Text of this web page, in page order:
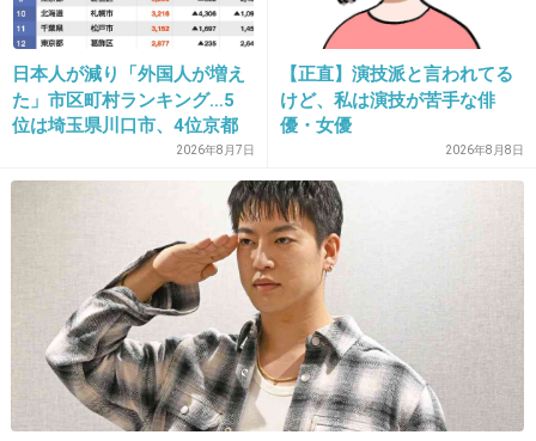
28. 匿名2014/07/08(火) 22:18:12
男だけ働いてるならどうしても俺が金稼いでん
だからという意識はぬぐえないんじゃないかな
二人の子供だとしてもよ、何百年も根付いてる
日本の男の認識は簡単にかわらないかも
+87
2014/07/08(火) 22:19:29
日本人が減り「外国人が増え
た」市区町村ランキング…5
位は埼玉県川口市、4位京都
市、ではトップ3は？2026年8月7日
【正直】演技派と言われてる
けど、私は演技が苦手な俳
優・女優
2026年8月8日